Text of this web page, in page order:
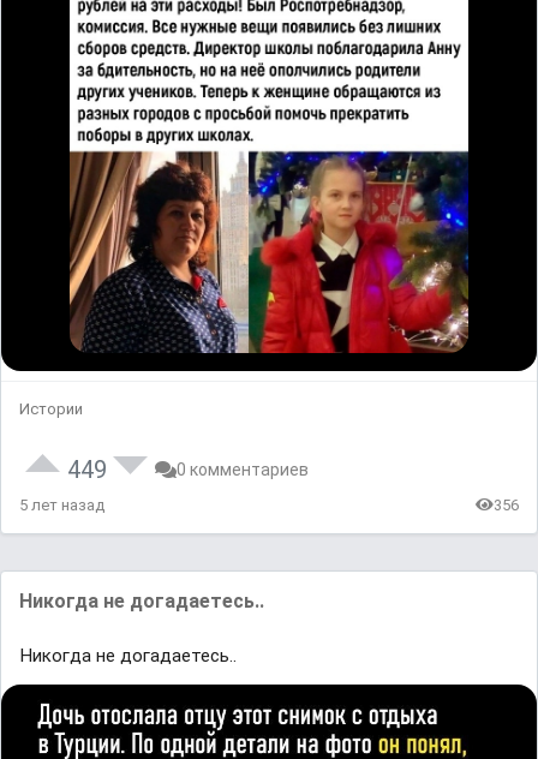
Истории
449 0 комментариев
5 лет назад 356
Никогда не догадаетесь..
Никогда не догадаетесь..